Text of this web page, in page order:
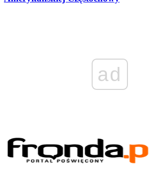
ad